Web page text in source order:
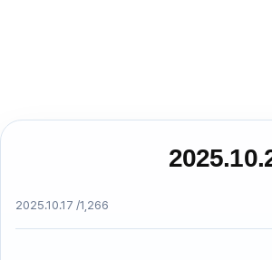
2025.10.17 /1,266